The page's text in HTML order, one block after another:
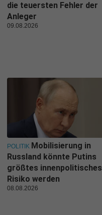
die teuersten Fehler der
Anleger
09.08.2026
POLITIK Mobilisierung in
Russland könnte Putins
größtes innenpolitisches
Risiko werden
08.08.2026